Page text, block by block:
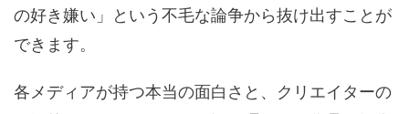
の好き嫌い」という不毛な論争から抜け出すことが
できます。
各メディアが持つ本当の面白さと、クリエイターの